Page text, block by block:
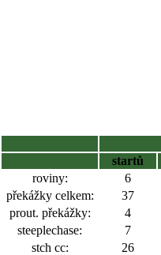
startů
roviny:
6
překážky celkem:
37
prout. překážky:
4
steeplechase:
7
stch cc:
26